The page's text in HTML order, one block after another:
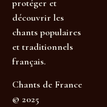
protéger et
découvrir les
chants populaires
et traditionnels
français.
Chants de France
© 2025